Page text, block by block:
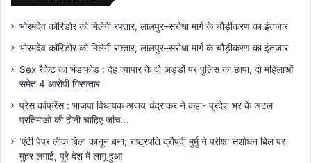
भोरमदेव कॉरिडोर को मिलेगी रफ्तार, लालपुर–सरोधा मार्ग के चौड़ीकरण का इंतजार
भोरमदेव कॉरिडोर को मिलेगी रफ्तार, लालपुर–सरोधा मार्ग के चौड़ीकरण का इंतजार
Sex रैकेट का भंडाफोड़ : देह व्यापार के दो अड्डों पर पुलिस का छापा, दो महिलाओं
समेत 4 आरोपी गिरफ्तार
प्रेस कांफ्रेंस : भाजपा विधायक अजय चंद्राकर ने कहा- प्रदेश भर के अटल
प्रतिमाओं की होनी चाहिए जांच…
‘एंटी पेपर लीक बिल’ कानून बना; राष्ट्रपति द्रौपदी मुर्मु ने परीक्षा संशोधन बिल पर
मुहर लगाई, पूरे देश में लागू हुआ